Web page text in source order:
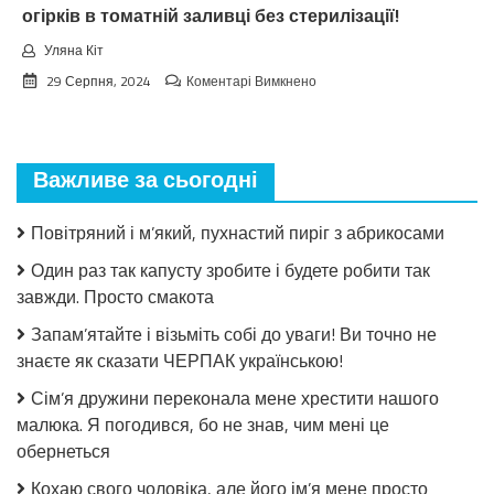
огірків в томатній заливці без стерилізації!
Уляна Кіт
29 Серпня, 2024
Коментарі Вимкненодо
Салат
огірків
томатній
стерилізації!
Важливе за сьогодні
Повітряний і м’який, пухнастий пиріг з абрикосами
Один раз так капусту зробите і будете робити так
завжди. Просто смакота
Запам’ятайте і візьміть собі до уваги! Ви точно не
знаєте як сказати ЧЕРПАК українською!
Сім’я дружини переконала мене хрестити нашого
малюка. Я погодився, бо не знав, чим мені це
обернеться